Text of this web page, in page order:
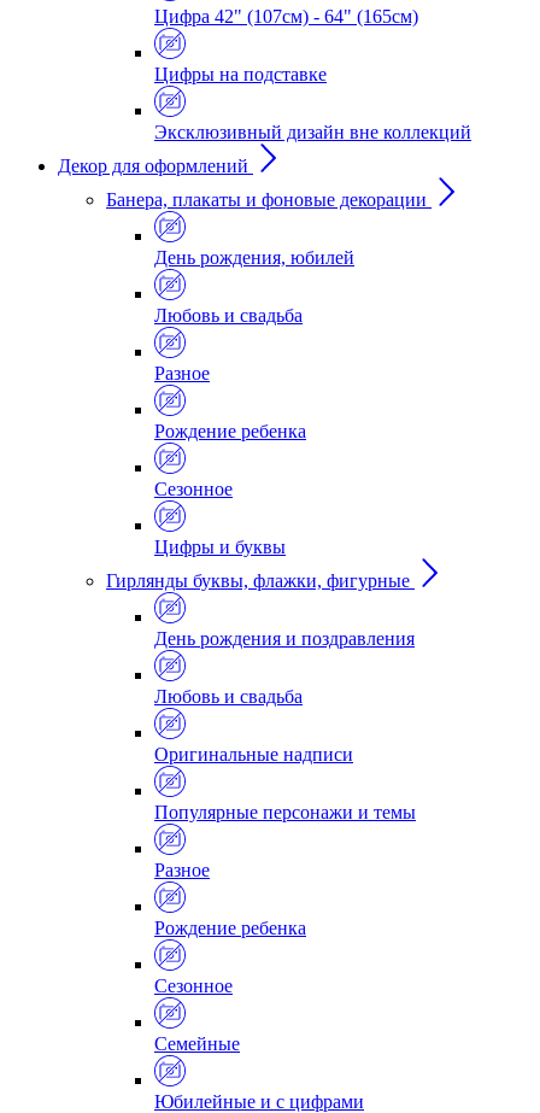
Цифра 42" (107см) - 64" (165см)
Цифры на подставке
Эксклюзивный дизайн вне коллекций
Декор для оформлений
Банера, плакаты и фоновые декорации
День рождения, юбилей
Любовь и свадьба
Разное
Рождение ребенка
Сезонное
Цифры и буквы
Гирлянды буквы, флажки, фигурные
День рождения и поздравления
Любовь и свадьба
Оригинальные надписи
Популярные персонажи и темы
Разное
Рождение ребенка
Сезонное
Семейные
Юбилейные и с цифрами